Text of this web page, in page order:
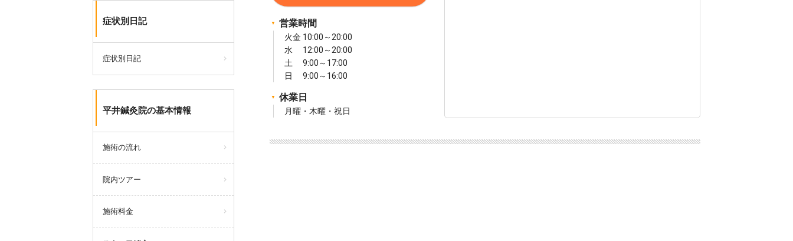
症状別日記
症状別日記
平井鍼灸院の基本情報
施術の流れ
院内ツアー
施術料金
営業時間
火金 10:00～20:00
水 12:00～20:00
土 9:00～17:00
日 9:00～16:00
休業日
月曜・木曜・祝日